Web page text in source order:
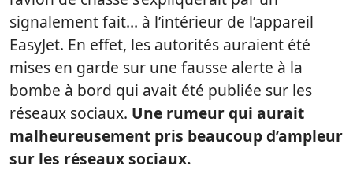
signalement fait… à l’intérieur de l’appareil
EasyJet. En effet, les autorités auraient été
mises en garde sur une fausse alerte à la
bombe à bord qui avait été publiée sur les
réseaux sociaux. Une rumeur qui aurait
malheureusement pris beaucoup d’ampleur
sur les réseaux sociaux.